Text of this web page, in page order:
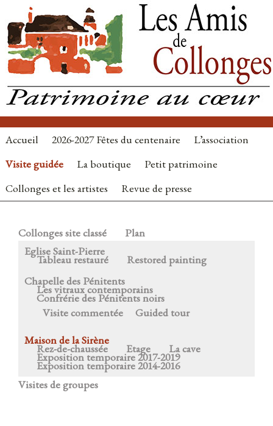
Accueil 2026-2027 Fêtes du centenaire
L’association
Visite guidée
La boutique
Petit patrimoine
Collonges et les artistes
Revue de presse
Collonges site classé
Plan
Eglise Saint-Pierre
Tableau restauré
Restored painting
Chapelle des Pénitents
Les vitraux contemporains
Confrérie des Pénitents noirs
Visite commentée
Guided tour
Maison de la Sirène
Rez-de-chaussée Etage La cave
Exposition temporaire 2017-2019
Exposition temporaire 2014-2016
Visites de groupes